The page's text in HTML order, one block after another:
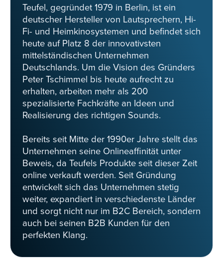
Teufel, gegründet 1979 in Berlin, ist ein
deutscher Hersteller von Lautsprechern, Hi-
Fi- und Heimkinosystemen und befindet sich
heute auf Platz 8 der innovativsten
mittelständischen Unternehmen
Deutschlands. Um die Vision des Gründers
Peter Tschimmel bis heute aufrecht zu
erhalten, arbeiten mehr als 200
spezialisierte Fachkräfte an Ideen und
Realisierung des richtigen Sounds.
Bereits seit Mitte der 1990er Jahre stellt das
Unternehmen seine Onlineaffinität unter
Beweis, da Teufels Produkte seit dieser Zeit
online verkauft werden. Seit Gründung
entwickelt sich das Unternehmen stetig
weiter, expandiert in verschiedenste Länder
und sorgt nicht nur im B2C Bereich, sondern
auch bei seinen B2B Kunden für den
perfekten Klang.